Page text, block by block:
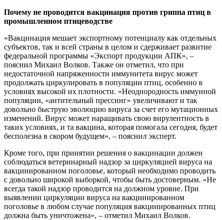
Почему не проводится вакцинация против гриппа птиц в
промышленном птицеводстве
«Вакцинация мешает экспортному потенциалу как отдельных
субъектов, так и всей страны в целом и сдерживает развитие
федеральной программы «Экспорт продукции АПК», –
пояснил Михаил Волков. Также он отметил, что при
недостаточной напряженности иммунитета вирус может
продолжать циркулировать в популяции птиц, особенно в
условиях высокой их плотности. «Неоднородность иммунной
популяции, «антительный прессинг» увеличивают и так
довольно быструю эволюцию вируса за счет его мутационных
изменений. Вирус может наращивать свою вирулентность в
таких условиях, и та вакцина, которая помогала сегодня, будет
бесполезна в скором будущем», – пояснил эксперт.
Кроме того, при принятии решения о вакцинации должен
соблюдаться ветеринарный надзор за циркуляцией вируса на
вакцинированном поголовье, который необходимо проводить
с довольно широкой выборкой, чтобы быть достоверным. «Не
всегда такой надзор проводится на должном уровне. При
выявлении циркуляции вируса на вакцинированном
поголовье в любом случае популяция вакцинированных птиц
должна быть уничтожена», – отметил Михаил Волков.